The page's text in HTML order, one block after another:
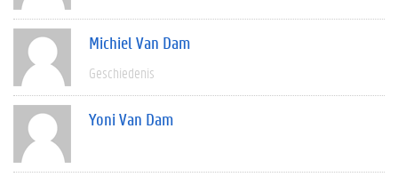
Michiel Van Dam
Geschiedenis
Yoni Van Dam